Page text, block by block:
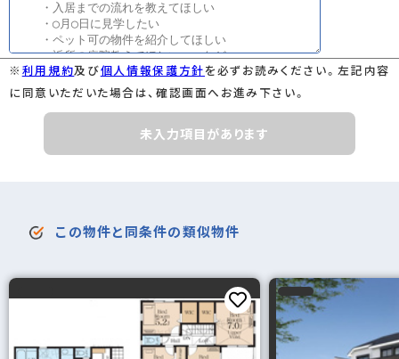
※ 利用規約及び個人情報保護方針を必ずお読みください。左記内容
に同意いただいた場合は、確認画面へお進み下さい。
未入力項目があります
この物件と同条件の類似物件